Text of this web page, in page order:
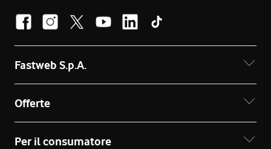
Fastweb S.p.A.
Offerte
Per il consumatore